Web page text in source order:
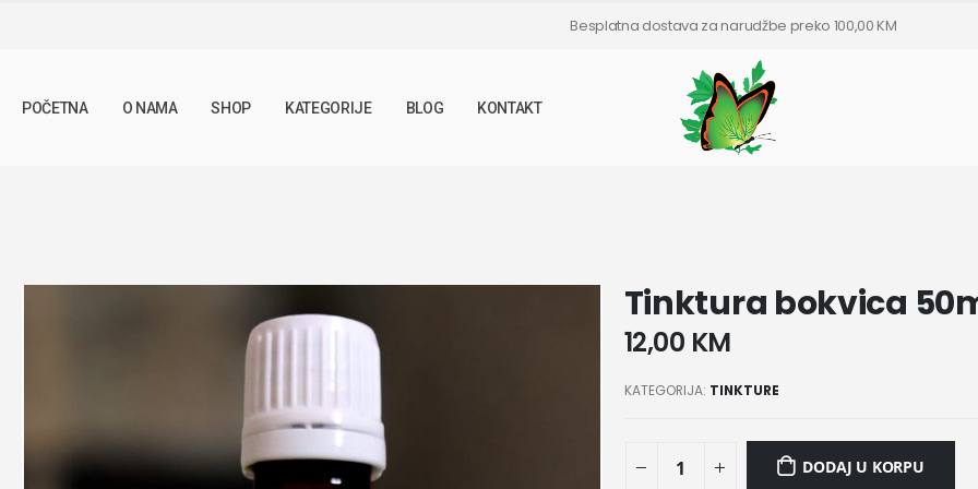
Besplatna dostava za narudžbe preko 100,00 KM
POČETNA O NAMA SHOP KATEGORIJE BLOG KONTAKT
Tinktura bokvica
12,00 KM
KATEGORIJA: TINKTURE
DODAJ U KORPU